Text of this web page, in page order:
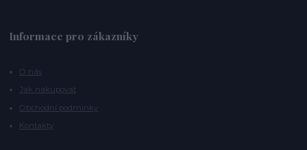
Informace pro zákazníky
O nás
Jak nakupovat
Obchodní podmínky
Kontakty